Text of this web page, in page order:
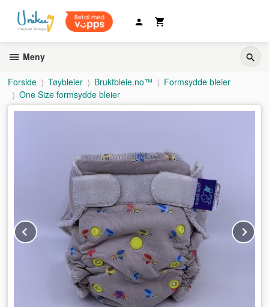
innholdet
Meny
Forside Tøybleier Bruktbleie.no™
Formsydde bleier
One Size formsydde bleier
Prev